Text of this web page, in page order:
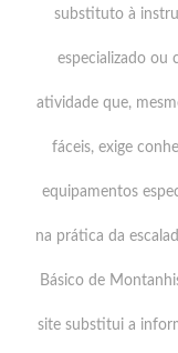
substituto à
especializado ou
atividade que,
fáceis, exige
equipamentos
na prática da
Básico de
site substitui a